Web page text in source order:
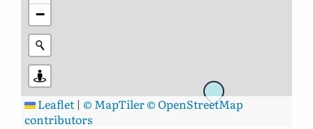
−
Leaflet | © MapTiler© OpenStreetMap
contributors